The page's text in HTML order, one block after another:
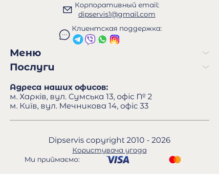
Корпоративный email:
dipservis1@gmail.com
Клиентская поддержка:
Меню
Послуги
Адреса наших офисов:
м. Харків, вул. Сумська 13, офіс № 2
м. Київ, вул. Мечникова 14, офіс 33
Dipservis copyright 2010 - 2026
Користувача угода
Ми приймаємо: